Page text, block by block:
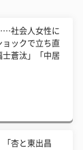
社会人女性に
ョックで立ち直
士蒼汰」「中居
「杏と東出昌